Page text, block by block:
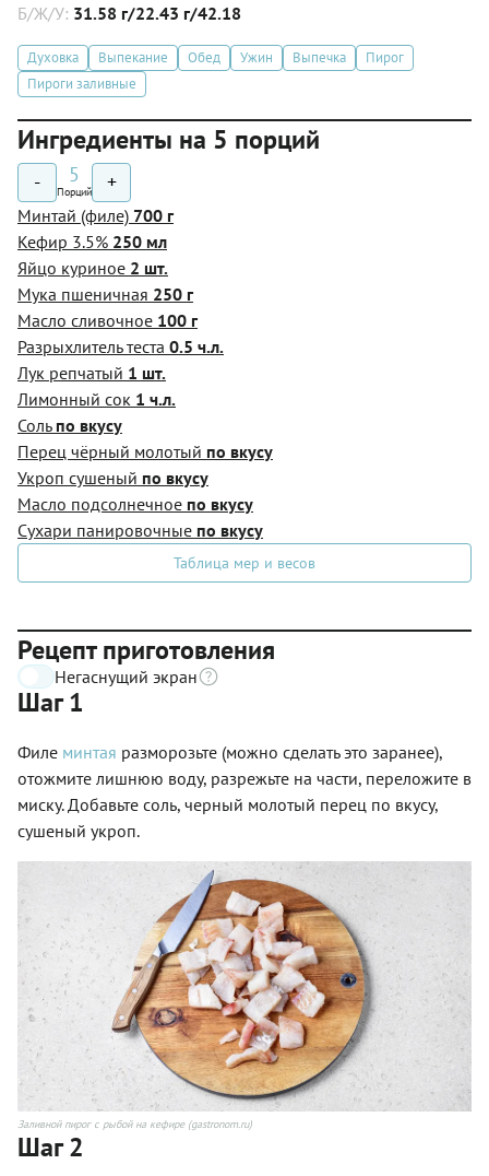
Б/Ж/У: 31.58 г/22.43 г/42.18
Духовка Выпекание Обед Ужин Выпечка
Пирог
Пироги заливные
Ингредиенты на 5 порций
- 5
Порций +
Минтай (филе) 700 г
Кефир 3.5% 250 мл
Яйцо куриное 2 шт.
Мука пшеничная 250 г
Масло сливочное 100 г
Разрыхлитель теста 0.5 ч.л.
Лук репчатый 1 шт.
Лимонный сок 1 ч.л.
Соль по вкусу
Перец чёрный молотый по вкусу
Укроп сушеный по вкусу
Масло подсолнечное по вкусу
Сухари панировочные по вкусу
Таблица мер и весов
Рецепт приготовления
Негаснущий экран
Шаг 1
Филе минтая разморозьте (можно сделать это заранее),
отожмите лишнюю воду, разрежьте на части, переложите в
миску. Добавьте соль, черный молотый перец по вкусу,
сушеный укроп.
Заливной пирог с рыбой на кефире (gastronom.ru)
Шаг 2